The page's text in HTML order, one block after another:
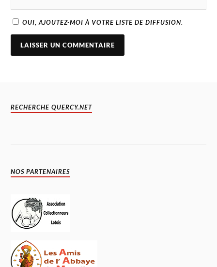
OUI, AJOUTEZ-MOI À VOTRE LISTE DE DIFFUSION.
RECHERCHE QUERCY.NET
NOS PARTENAIRES